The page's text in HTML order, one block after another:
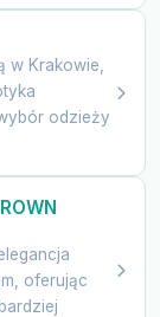
w Krakowie,
odzieży
oferując